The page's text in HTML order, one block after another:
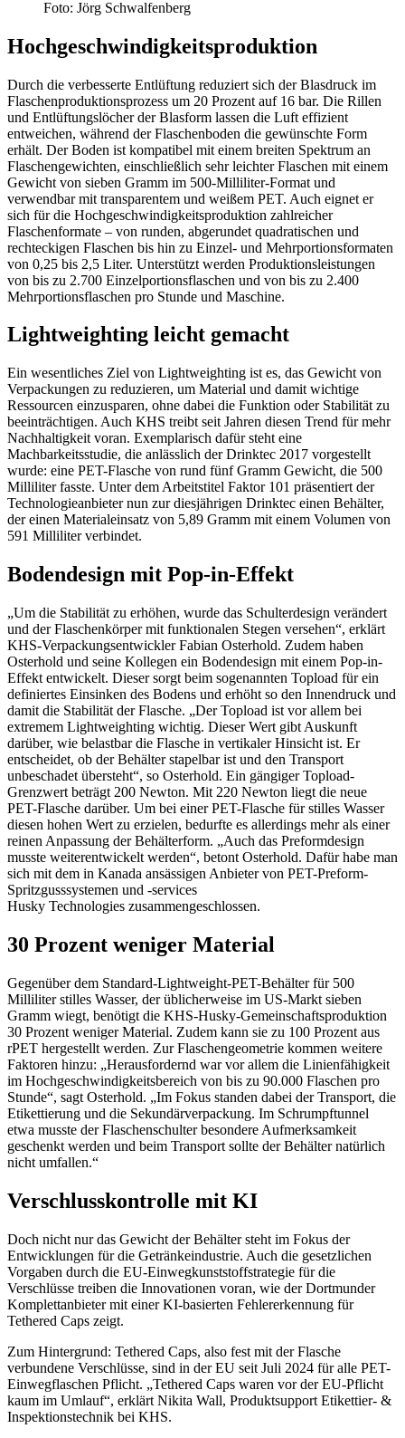
Foto: Jörg Schwalfenberg
Hochgeschwindigkeitsproduktion
Durch die verbesserte Entlüftung reduziert sich der Blasdruck im
Flaschenproduktionsprozess um 20 Prozent auf 16 bar. Die Rillen
und Entlüftungslöcher der Blasform lassen die Luft effizient
entweichen, während der Flaschenboden die gewünschte Form
erhält. Der Boden ist kompatibel mit einem breiten Spektrum an
Flaschengewichten, einschließlich sehr leichter Flaschen mit einem
Gewicht von sieben Gramm im 500-Milliliter-Format und
verwendbar mit transparentem und weißem PET. Auch eignet er
sich für die Hochgeschwindigkeitsproduktion zahlreicher
Flaschenformate – von runden, abgerundet quadratischen und
rechteckigen Flaschen bis hin zu Einzel- und Mehrportionsformaten
von 0,25 bis 2,5 Liter. Unterstützt werden Produktionsleistungen
von bis zu 2.700 Einzelportionsflaschen und von bis zu 2.400
Mehrportionsflaschen pro Stunde und Maschine.
Lightweighting leicht gemacht
Ein wesentliches Ziel von Lightweighting ist es, das Gewicht von
Verpackungen zu reduzieren, um Material und damit wichtige
Ressourcen einzusparen, ohne dabei die Funktion oder Stabilität zu
beeinträchtigen. Auch KHS treibt seit Jahren diesen Trend für mehr
Nachhaltigkeit voran. Exemplarisch dafür steht eine
Machbarkeitsstudie, die anlässlich der Drinktec 2017 vorgestellt
wurde: eine PET-Flasche von rund fünf Gramm Gewicht, die 500
Milliliter fasste. Unter dem Arbeitstitel Faktor 101 präsentiert der
Technologieanbieter nun zur diesjährigen Drinktec einen Behälter,
der einen Materialeinsatz von 5,89 Gramm mit einem Volumen von
591 Milliliter verbindet.
Bodendesign mit Pop-in-Effekt
„Um die Stabilität zu erhöhen, wurde das Schulterdesign verändert
und der Flaschenkörper mit funktionalen Stegen versehen“, erklärt
KHS-Verpackungsentwickler Fabian Osterhold. Zudem haben
Osterhold und seine Kollegen ein Bodendesign mit einem Pop-in-
Effekt entwickelt. Dieser sorgt beim sogenannten Topload für ein
definiertes Einsinken des Bodens und erhöht so den Innendruck und
damit die Stabilität der Flasche. „Der Topload ist vor allem bei
extremem Lightweighting wichtig. Dieser Wert gibt Auskunft
darüber, wie belastbar die Flasche in vertikaler Hinsicht ist. Er
entscheidet, ob der Behälter stapelbar ist und den Transport
unbeschadet übersteht“, so Osterhold. Ein gängiger Topload-
Grenzwert beträgt 200 Newton. Mit 220 Newton liegt die neue
PET-Flasche darüber. Um bei einer PET-Flasche für stilles Wasser
diesen hohen Wert zu erzielen, bedurfte es allerdings mehr als einer
reinen Anpassung der Behälterform. „Auch das Preformdesign
musste weiterentwickelt werden“, betont Osterhold. Dafür habe man
sich mit dem in Kanada ansässigen Anbieter von PET-Preform-
Spritzgusssystemen und -services
Husky Technologies zusammengeschlossen.
30 Prozent weniger Material
Gegenüber dem Standard-Lightweight-PET-Behälter für 500
Milliliter stilles Wasser, der üblicherweise im US-Markt sieben
Gramm wiegt, benötigt die KHS-Husky-Gemeinschaftsproduktion
30 Prozent weniger Material. Zudem kann sie zu 100 Prozent aus
rPET hergestellt werden. Zur Flaschengeometrie kommen weitere
Faktoren hinzu: „Herausfordernd war vor allem die Linienfähigkeit
im Hochgeschwindigkeitsbereich von bis zu 90.000 Flaschen pro
Stunde“, sagt Osterhold. „Im Fokus standen dabei der Transport, die
Etikettierung und die Sekundärverpackung. Im Schrumpftunnel
etwa musste der Flaschenschulter besondere Aufmerksamkeit
geschenkt werden und beim Transport sollte der Behälter natürlich
nicht umfallen.“
Verschlusskontrolle mit KI
Doch nicht nur das Gewicht der Behälter steht im Fokus der
Entwicklungen für die Getränkeindustrie. Auch die gesetzlichen
Vorgaben durch die EU-Einwegkunststoffstrategie für die
Verschlüsse treiben die Innovationen voran, wie der Dortmunder
Komplettanbieter mit einer KI-basierten Fehlererkennung für
Tethered Caps zeigt.
Zum Hintergrund: Tethered Caps, also fest mit der Flasche
verbundene Verschlüsse, sind in der EU seit Juli 2024 für alle PET-
Einwegflaschen Pflicht. „Tethered Caps waren vor der EU-Pflicht
kaum im Umlauf“, erklärt Nikita Wall, Produktsupport Etikettier- &
Inspektionstechnik bei KHS.